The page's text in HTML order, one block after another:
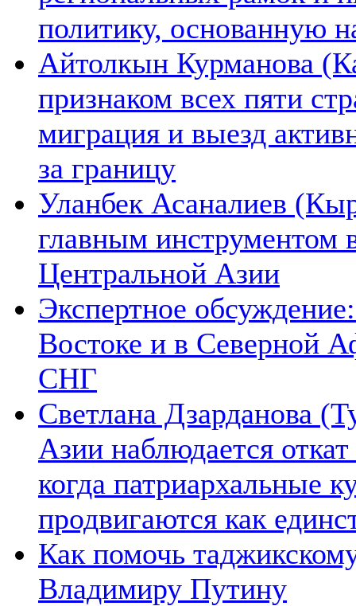
политику, основанную
Айтолкын Курманова
признаком всех пяти
миграция и выезд
за границу
Уланбек Асаналиев
главным инструментом
Центральной Азии
Экспертное
Востоке и в Северной
СНГ
Светлана Дзарданова
Азии наблюдается
когда патриархальные
продвигаются как
Как помочь
Владимиру Путину